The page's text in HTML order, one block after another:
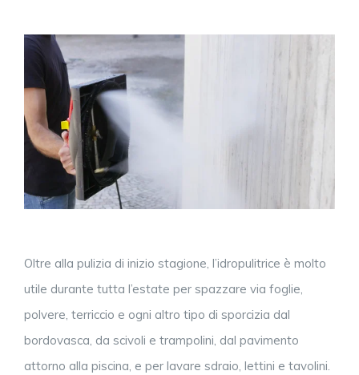
Oltre alla pulizia di inizio stagione, l’idropulitrice è molto
utile durante tutta l’estate per spazzare via foglie,
polvere, terriccio e ogni altro tipo di sporcizia dal
bordovasca, da scivoli e trampolini, dal pavimento
attorno alla piscina, e per lavare sdraio, lettini e tavolini.